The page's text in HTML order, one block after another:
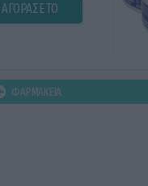
ΑΓΟΡΑΣΕ ΤΟ
ΦΑΡΜΑΚΕΙΑ